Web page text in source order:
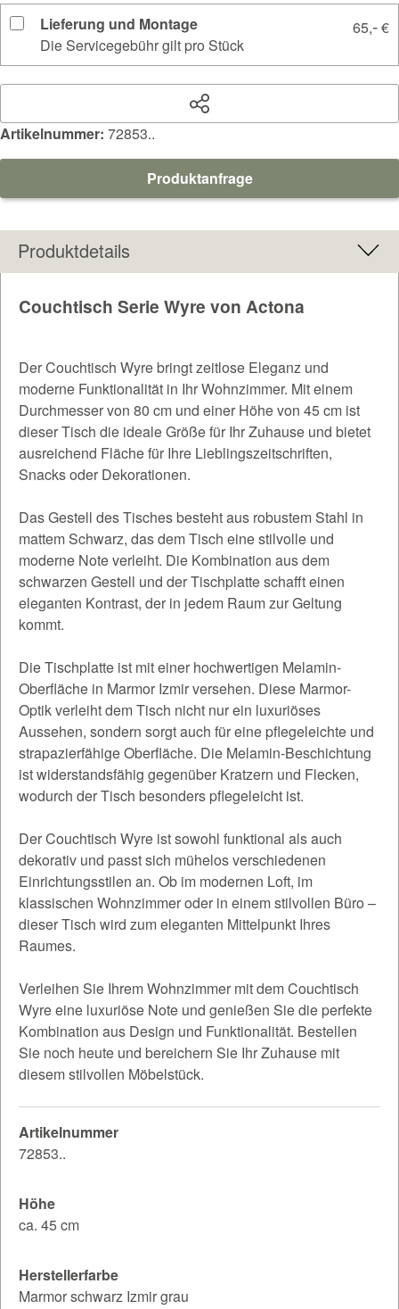
Lieferung und Montage
Die Servicegebühr gilt pro Stück
65,-€
Artikelnummer: 72853..
Produktanfrage
Produktdetails
Couchtisch Serie Wyre von Actona
Der Couchtisch Wyre bringt zeitlose Eleganz und
moderne Funktionalität in Ihr Wohnzimmer. Mit einem
Durchmesser von 80 cm und einer Höhe von 45 cm ist
dieser Tisch die ideale Größe für Ihr Zuhause und bietet
ausreichend Fläche für Ihre Lieblingszeitschriften,
Snacks oder Dekorationen.
Das Gestell des Tisches besteht aus robustem Stahl in
mattem Schwarz, das dem Tisch eine stilvolle und
moderne Note verleiht. Die Kombination aus dem
schwarzen Gestell und der Tischplatte schafft einen
eleganten Kontrast, der in jedem Raum zur Geltung
kommt.
Die Tischplatte ist mit einer hochwertigen Melamin-
Oberfläche in Marmor Izmir versehen. Diese Marmor-
Optik verleiht dem Tisch nicht nur ein luxuriöses
Aussehen, sondern sorgt auch für eine pflegeleichte und
strapazierfähige Oberfläche. Die Melamin-Beschichtung
ist widerstandsfähig gegenüber Kratzern und Flecken,
wodurch der Tisch besonders pflegeleicht ist.
Der Couchtisch Wyre ist sowohl funktional als auch
dekorativ und passt sich mühelos verschiedenen
Einrichtungsstilen an. Ob im modernen Loft, im
klassischen Wohnzimmer oder in einem stilvollen Büro –
dieser Tisch wird zum eleganten Mittelpunkt Ihres
Raumes.
Verleihen Sie Ihrem Wohnzimmer mit dem Couchtisch
Wyre eine luxuriöse Note und genießen Sie die perfekte
Kombination aus Design und Funktionalität. Bestellen
Sie noch heute und bereichern Sie Ihr Zuhause mit
diesem stilvollen Möbelstück.
Artikelnummer
72853..
Höhe
ca. 45 cm
Herstellerfarbe
Marmor schwarz Izmir grau